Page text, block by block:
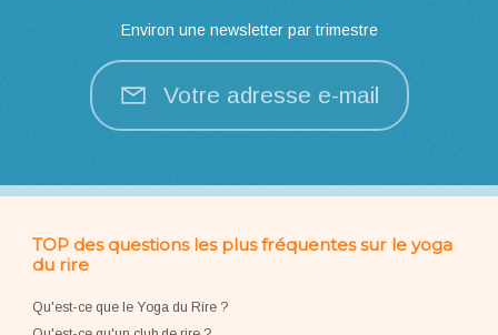
Environ une newsletter par trimestre
Votre adresse e-mail
TOP des questions les plus fréquentes sur le yoga
du rire
Qu'est-ce que le Yoga du Rire ?